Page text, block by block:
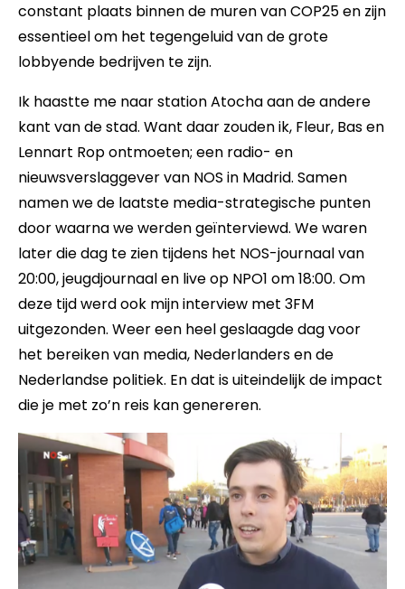
constant plaats binnen de muren van COP25 en zijn
essentieel om het tegengeluid van de grote
lobbyende bedrijven te zijn.
Ik haastte me naar station Atocha aan de andere
kant van de stad. Want daar zouden ik, Fleur, Bas en
Lennart Rop ontmoeten; een radio- en
nieuwsverslaggever van NOS in Madrid. Samen
namen we de laatste media-strategische punten
door waarna we werden geïnterviewd. We waren
later die dag te zien tijdens het NOS-journaal van
20:00, jeugdjournaal en live op NPO1 om 18:00. Om
deze tijd werd ook mijn interview met 3FM
uitgezonden. Weer een heel geslaagde dag voor
het bereiken van media, Nederlanders en de
Nederlandse politiek. En dat is uiteindelijk de impact
die je met zo’n reis kan genereren.